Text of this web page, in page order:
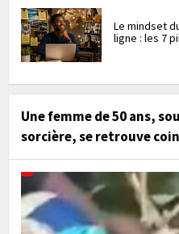
Le mindset
ligne : les 7
Une femme de 50 ans,
sorcière, se retrouve